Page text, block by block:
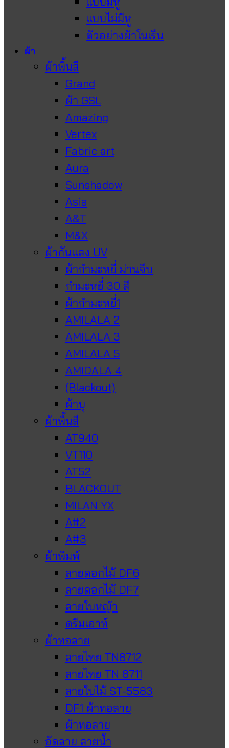
แบบไม่มีหู
ตัวอย่างผ้าโนเร็น
ผ้า
ผ้าพื้นสี
Grand
ผ้า GSL
Amazing
Vertex
Fabric art
Aura
Sunshadow
Asia
A&T
M&X
ผ้ากันแสง UV
ผ้ากำมะหยี่ ม่านจีบ
กำมะหยี่ 30 สี
ผ้ากำมะหยี่1
AMILALA 2
AMILALA 3
AMILALA 5
AMIDALA 4
(Blackout)
ผ้าบุ
ผ้าพื้นสี
AT940
VT110
AT52
BLACKOUT
MILAN YX
A#2
A#3
ผ้าพิมพ์
ลายดอกไม้ DF6
ลายดอกไม้ DF7
ลายใบหญ้า
ดรีมเอาท์
ผ้าทอลาย
ลายไทย TN8712
ลายไทย TN 8711
ลายใบไม้ ST-5583
DF1 ผ้าทอลาย
ผ้าทอลาย
อัดลาย สายน้ำ